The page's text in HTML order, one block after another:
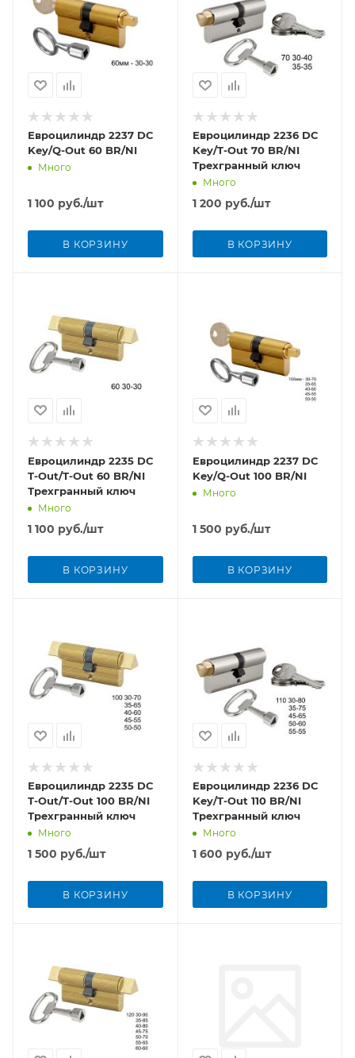
Евроцилиндр 2237 DC
Key/Q-Out 60 BR/NI
Много
1 100 руб./шт
В КОРЗИНУ
Евроцилиндр 2236 DC
Key/T-Out 70 BR/NI
Трехгранный ключ
Много
1 200 руб./шт
В КОРЗИНУ
Евроцилиндр 2235 DC
T-Out/T-Out 60 BR/NI
Трехгранный ключ
Много
1 100 руб./шт
В КОРЗИНУ
Евроцилиндр 2237 DC
Key/Q-Out 100 BR/NI
Много
1 500 руб./шт
В КОРЗИНУ
Евроцилиндр 2235 DC
T-Out/T-Out 100 BR/NI
Трехгранный ключ
Много
1 500 руб./шт
В КОРЗИНУ
Евроцилиндр 2236 DC
Key/T-Out 110 BR/NI
Трехгранный ключ
Много
1 600 руб./шт
В КОРЗИНУ